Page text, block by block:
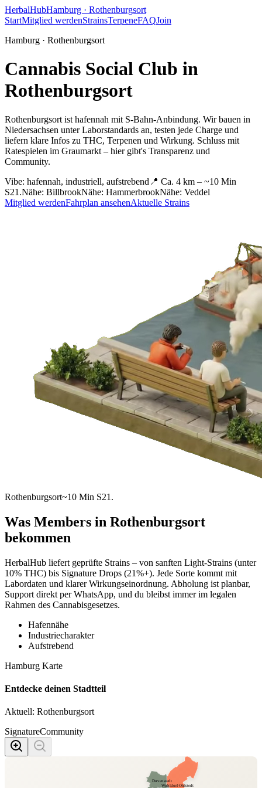
HerbalHubHamburg · Rothenburgsort
StartMitglied werdenStrainsTerpeneFAQJoin
Hamburg · Rothenburgsort
Cannabis Social Club in
Rothenburgsort
Rothenburgsort ist hafennah mit S-Bahn-Anbindung. Wir bauen in
Niedersachsen unter Laborstandards an, testen jede Charge und
liefern klare Infos zu THC, Terpenen und Wirkung. Schluss mit
Ratespielen im Graumarkt – hier gibt's Transparenz und
Community.
Vibe: hafennah, industriell, aufstrebend 📍 Ca. 4 km – ~10 Min
S21.Nähe: BillbrookNähe: HammerbrookNähe: Veddel
Mitglied werdenFahrplan ansehenAktuelle Strains
Rothenburgsort~10 Min S21.
Was Members in Rothenburgsort
bekommen
HerbalHub liefert geprüfte Strains – von sanften Light-Strains (unter
10% THC) bis Signature Drops (21%+). Jede Sorte kommt mit
Labordaten und klarer Wirkungseinordnung. Abholung ist planbar,
Support direkt per WhatsApp, und du bleibst immer im legalen
Rahmen des Cannabisgesetzes.
Hafennähe
Industriecharakter
Aufstrebend
Hamburg Karte
Entdecke deinen Stadtteil
Aktuell: Rothenburgsort
SignatureCommunity
Duvenstedt
Wohldorf-Ohlstedt